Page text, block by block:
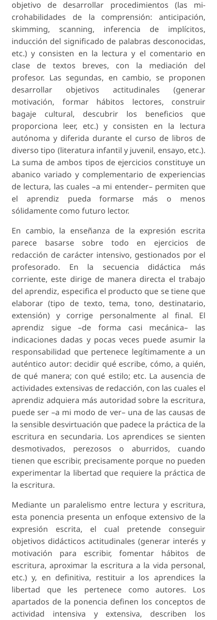
objetivo de desarrollar procedimientos (las mi-
crohabilidades de la comprensión: anticipación,
skimming, scanning, inferencia de implícitos,
inducción del significado de palabras desconocidas,
etc.) y consisten en la lectura y el comentario en
clase de textos breves, con la mediación del
profesor. Las segundas, en cambio, se proponen
desarrollar objetivos actitudinales (generar
motivación, formar hábitos lectores, construir
bagaje cultural, descubrir los beneficios que
proporciona leer, etc.) y consisten en la lectura
autónoma y diferida durante el curso de libros de
diverso tipo (literatura infantil y juvenil, ensayo, etc.).
La suma de ambos tipos de ejercicios constituye un
abanico variado y complementario de experiencias
de lectura, las cuales –a mi entender– permiten que
el aprendiz pueda formarse más o menos
sólidamente como futuro lector.
En cambio, la enseñanza de la expresión escrita
parece basarse sobre todo en ejercicios de
redacción de carácter intensivo, gestionados por el
profesorado. En la secuencia didáctica más
corriente, este dirige de manera directa el trabajo
del aprendiz, especifica el producto que se tiene que
elaborar (tipo de texto, tema, tono, destinatario,
extensión) y corrige personalmente al final. El
aprendiz sigue –de forma casi mecánica– las
indicaciones dadas y pocas veces puede asumir la
responsabilidad que pertenece legítimamente a un
auténtico autor: decidir qué escribe, cómo, a quién,
de qué manera; con qué estilo; etc. La ausencia de
actividades extensivas de redacción, con las cuales el
aprendiz adquiera más autoridad sobre la escritura,
puede ser –a mi modo de ver– una de las causas de
la sensible desvirtuación que padece la práctica de la
escritura en secundaria. Los aprendices se sienten
desmotivados, perezosos o aburridos, cuando
tienen que escribir, precisamente porque no pueden
experimentar la libertad que requiere la práctica de
la escritura.
Mediante un paralelismo entre lectura y escritura,
esta ponencia presenta un enfoque extensivo de la
expresión escrita, el cual pretende conseguir
objetivos didácticos actitudinales (generar interés y
motivación para escribir, fomentar hábitos de
escritura, aproximar la escritura a la vida personal,
etc.) y, en definitiva, restituir a los aprendices la
libertad que les pertenece como autores. Los
apartados de la ponencia definen los conceptos de
actividad intensiva y extensiva, describen los